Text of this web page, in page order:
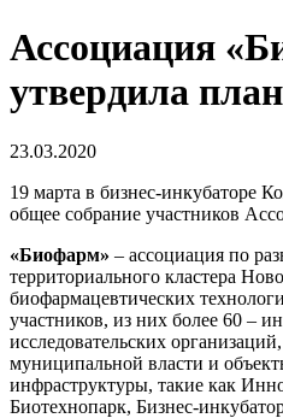
Ассоциация
утвердила
23.03.2020
19 марта в бизнес-инкубаторе
общее собрание участников
«Биофарм» – ассоциация по
территориального кластера
биофармацевтических
участников, из них более 60 –
исследовательских
муниципальной власти и
инфраструктуры, такие как
Биотехнопарк, Бизнес-